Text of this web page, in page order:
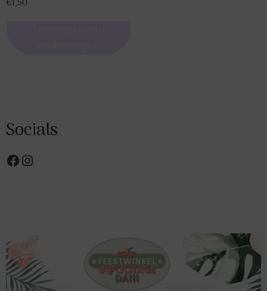
Socials
Facebook
Instagram